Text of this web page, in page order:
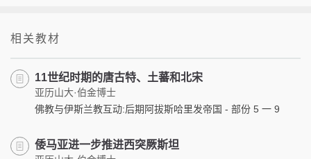
相关教材
11世纪时期的唐古特、土蕃和北宋
亚历山大·伯金博士
佛教与伊斯兰教互动:后期阿拔斯哈里发帝国 - 部份 5 一 9
倭马亚进一步推进西突厥斯坦